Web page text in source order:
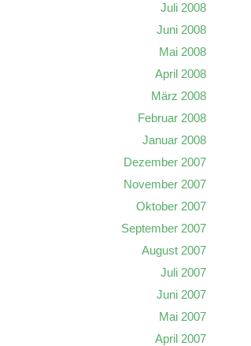
Juli 2008
Juni 2008
Mai 2008
April 2008
März 2008
Februar 2008
Januar 2008
Dezember 2007
November 2007
Oktober 2007
September 2007
August 2007
Juli 2007
Juni 2007
Mai 2007
April 2007